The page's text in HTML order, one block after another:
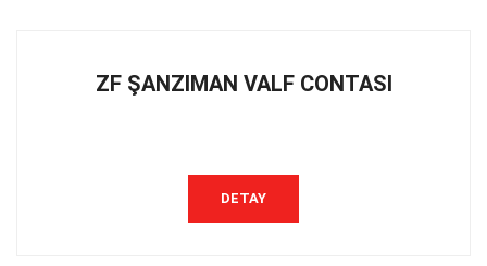
ZF ŞANZIMAN VALF CONTASI
DETAY